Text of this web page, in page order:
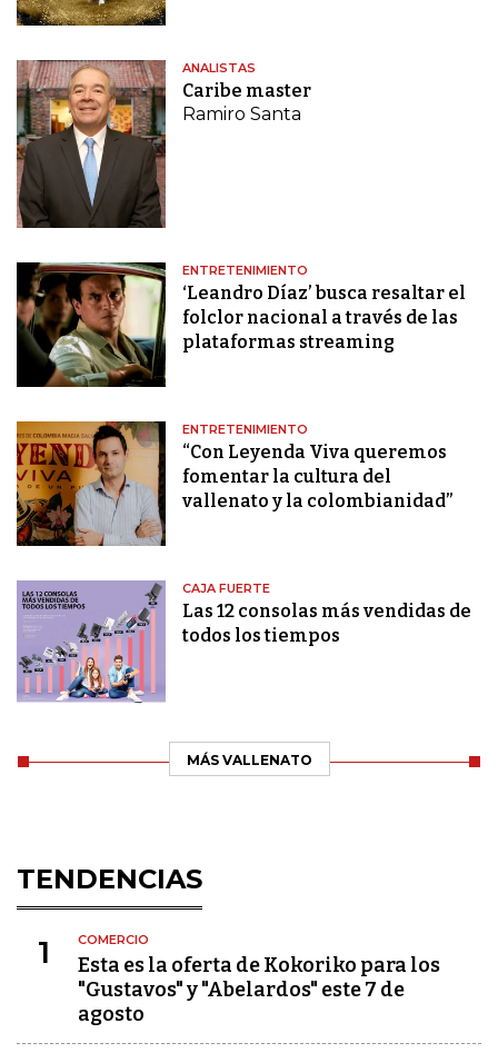
ANALISTAS
Caribe master
Ramiro Santa
ENTRETENIMIENTO
‘Leandro Díaz’ busca resaltar el
folclor nacional a través de las
plataformas streaming
ENTRETENIMIENTO
“Con Leyenda Viva queremos
fomentar la cultura del
vallenato y la colombianidad”
CAJA FUERTE
Las 12 consolas más vendidas de
todos los tiempos
MÁS VALLENATO
TENDENCIAS
1 COMERCIO
Esta es la oferta de Kokoriko para los
"Gustavos" y "Abelardos" este 7 de
agosto